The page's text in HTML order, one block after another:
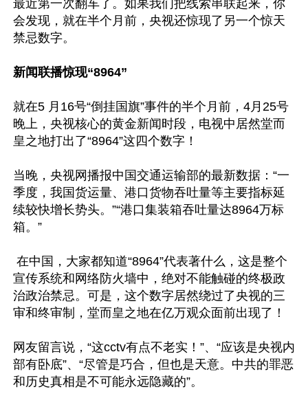
最近第一次翻车了。如果我们把线索串联起来，你
会发现，就在半个月前，央视还惊现了另一个惊天
禁忌数字。
新闻联播惊现“8964”
就在5 月16号“倒挂国旗”事件的半个月前，4月25号
晚上，央视核心的黄金新闻时段，电视中居然堂而
皇之地打出了“8964”这四个数字！
当晚，央视网播报中国交通运输部的最新数据：“一
季度，我国货运量、港口货物吞吐量等主要指标延
续较快增长势头。”“港口集装箱吞吐量达8964万标
箱。”
宣传系统和网络防火墙中，绝对不能触碰的终极政
治政治禁忌。可是，这个数字居然绕过了央视的三
审和终审制，堂而皇之地在亿万观众面前出现了！
网友留言说，“这cctv有点不老实！”、“应该是央视内
部有卧底”、“尽管是巧合，但也是天意。中共的罪恶
和历史真相是不可能永远隐藏的”。